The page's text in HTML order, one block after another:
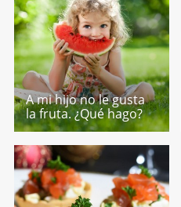
A mi hijo no le gusta
la fruta. ¿Qué hago?